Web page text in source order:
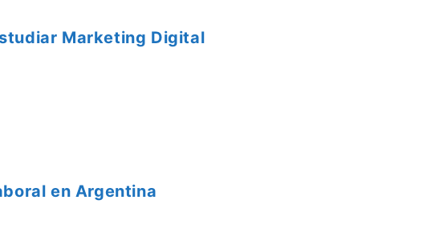
Marketing Digital
en Argentina